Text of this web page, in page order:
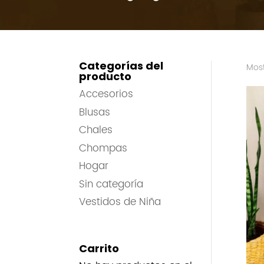
Categorías del
producto
Accesorios
Blusas
Chales
Chompas
Hogar
Sin categoría
Vestidos de Niña
Carrito